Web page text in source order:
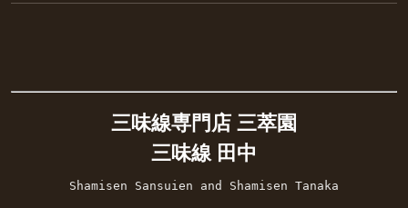
三味線専門店 三萃園
三味線 田中
Shamisen Sansuien and Shamisen Tanaka